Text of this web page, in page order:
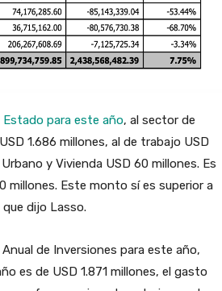
Estado para este año, al sector de
1.686 millones, al de trabajo USD
y Vivienda USD 60 millones. Es
millones. Este monto sí es superior a
dijo Lasso.
de Inversiones para este año,
es de USD 1.871 millones, el gasto